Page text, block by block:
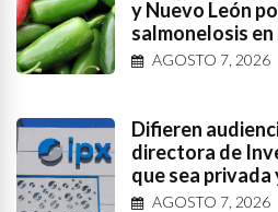
y Nuevo León
salmonelosis
AGOSTO 7, 2026
Difieren
directora de
que sea privada
AGOSTO 7, 2026